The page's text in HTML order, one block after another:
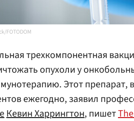
FOTODOM
трехкомпонентная
опухоли у
Этот препарат,
ежегодно, заявил
Кевин Харрингтон, пишет